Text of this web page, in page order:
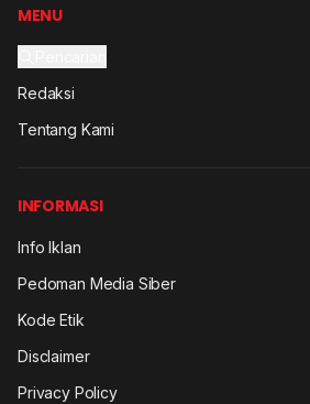
MENU
Redaksi
Tentang Kami
INFORMASI
Info Iklan
Pedoman Media Siber
Kode Etik
Disclaimer
Privacy Policy